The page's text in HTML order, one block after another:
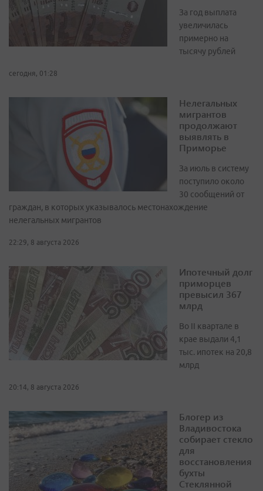
За год выплата
увеличилась
примерно на
тысячу рублей
сегодня, 01:28
Нелегальных
мигрантов
продолжают
выявлять в
Приморье
За июль в систему
поступило около
30 сообщений от
граждан, в которых указывалось местонахождение
нелегальных мигрантов
22:29, 8 августа 2026
Ипотечный долг
приморцев
превысил 367
млрд
Во II квартале в
крае выдали 4,1
тыс. ипотек на 20,8
млрд
20:14, 8 августа 2026
Блогер из
Владивостока
собирает стекло
для
восстановления
бухты
Стеклянной